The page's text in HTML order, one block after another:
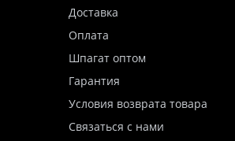
Доставка
Оплата
Шпагат оптом
Гарантия
Условия возврата товара
Связаться с нами